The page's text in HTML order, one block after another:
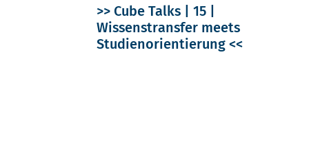
>> Cube Talks | 15 |
Wissenstransfer meets
Studienorientierung <<